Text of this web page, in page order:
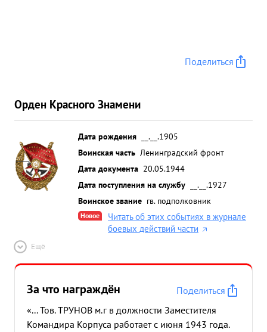
Поделиться
Орден Красного Знамени
Дата рождения
__.__.1905
Воинская часть Ленинградский фронт
Дата документа 20.05.1944
Дата поступления на службу
__.__.1927
Воинское звание гв. подполковник
Новое
Читать об этих событиях в журнале
боевых действий части
Ещё
За что награждён
Поделиться
«... Тов. ТРУНОВ м.г в должности Заместителя
Командира Корпуса работает с июня 1943 года.